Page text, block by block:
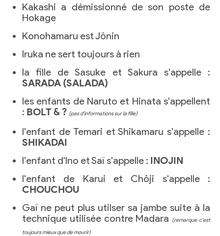
Kakashi a démissionné de son poste de
Hokage
Konohamaru est Jônin
Iruka ne sert toujours à rien
la fille de Sasuke et Sakura s'appelle :
SARADA (SALADA)
les enfants de Naruto et Hinata s'appellent
: BOLT & ? (pas d'informations sur la fille)
l'enfant de Temari et Shikamaru s'appelle :
SHIKADAI
l'enfant d'Ino et Saï s'appelle : INOJIN
l'enfant de Karui et Chôji s'appelle :
CHOUCHOU
Gaï ne peut plus utilser sa jambe suite à la
technique utilisée contre Madara (remarque c'est
toujours mieux que de mourir)